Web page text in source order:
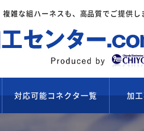
複雑な組ハーネスも、高品質でご提供し
対応可能コネクタ一覧 加